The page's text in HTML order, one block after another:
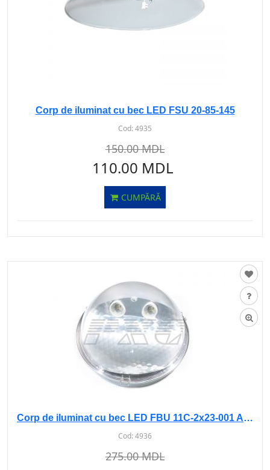
Corp de iluminat cu bec LED FSU 20-85-145
Cod:4935
150.00 MDL
110.00 MDL
CUMPĂRĂ
Corp de iluminat cu bec LED FBU 11C-2x23-001 AB U1
Cod:4936
275.00 MDL